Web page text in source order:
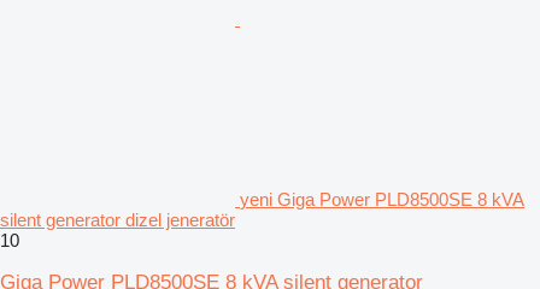
yeni Giga Power PLD8500SE 8 kVA
silent generator dizel jeneratör
10
Giga Power PLD8500SE 8 kVA silent generator